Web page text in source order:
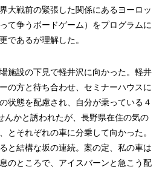
大戦前の緊張した関係にあるヨーロッ
て争うボードゲーム）をプログラムに
であるが理解した。
施設の下見で軽井沢に向かった。軽井
の方と待ち合わせ、セミナーハウスに
状態を配慮され、自分が乗っている４
んかと誘われたが、長野県在住の気の
とそれぞれの車に分乗して向かった。
と結構な坂の連続。案の定、私の車は
のところで、アイスバーンと急こう配